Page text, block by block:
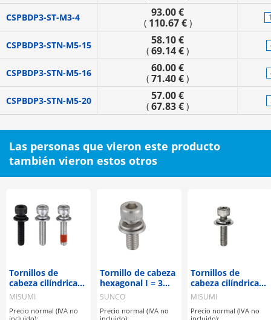
CSPBDP3-ST-M3-4 93.00 €
( 110.67 €)
CSPBDP3-STN-M5-15 58.10 €
( 69.14 € )
CSPBDP3-STN-M5-16 60.00 €
( 71.40 € )
CSPBDP3-STN-M5-20 57.00 €
( 67.83 € )
Las personas que vieron este producto
también vieron estos otros
Tornillos de
cabeza cilíndrica
con hexágono
interior / con set
de arandelas
MISUMI
Precio normal (IVA no
Tornillo de cabeza
hexagonal I = 3
(SW + ISO W
plano)
SUNCO
Precio normal (IVA no
Tornillos de
cabeza cilíndrica
con hexágono
interior - con set
de arandelas
MISUMI
Precio normal (IVA no